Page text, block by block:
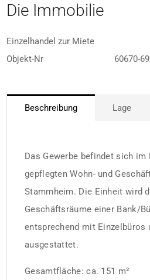
Die Immobilie
Einzelhandel zur Miete
Objekt-Nr
60670-
Beschreibung Lage
Das Gewerbe befindet sich im
gepflegten Wohn- und
Stammheim. Die Einheit wird
Geschäftsräume einer Bank/
entsprechend mit Einzelbüros
ausgestattet.
Gesamtfläche: ca. 151 m²